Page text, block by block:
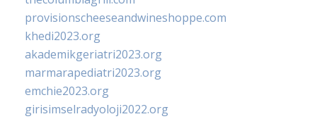
provisionscheeseandwineshoppe.com
khedi2023.org
akademikgeriatri2023.org
marmarapediatri2023.org
emchie2023.org
girisimselradyoloji2022.org